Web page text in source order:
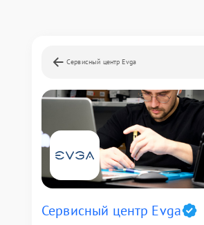
Сервисный центр Evga
Сервисный центр Evga